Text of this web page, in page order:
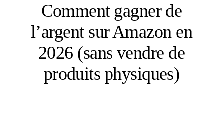
Comment gagner de
l’argent sur Amazon en
2026 (sans vendre de
produits physiques)